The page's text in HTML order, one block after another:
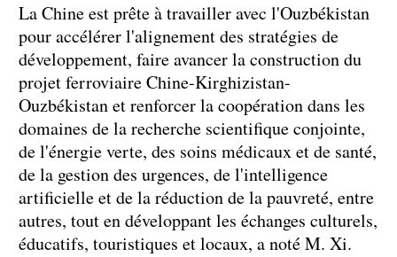
La Chine est prête à travailler avec l'Ouzbékistan
pour accélérer l'alignement des stratégies de
développement, faire avancer la construction du
projet ferroviaire Chine-Kirghizistan-
Ouzbékistan et renforcer la coopération dans les
domaines de la recherche scientifique conjointe,
de l'énergie verte, des soins médicaux et de santé,
de la gestion des urgences, de l'intelligence
artificielle et de la réduction de la pauvreté, entre
autres, tout en développant les échanges culturels,
éducatifs, touristiques et locaux, a noté M. Xi.